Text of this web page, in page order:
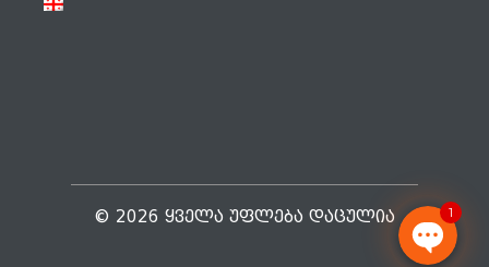
© 2026 ᲧᲕᲔᲚᲐ ᲣᲤᲚᲔᲑᲐ ᲓᲐᲪᲣᲚᲘᲐ 1